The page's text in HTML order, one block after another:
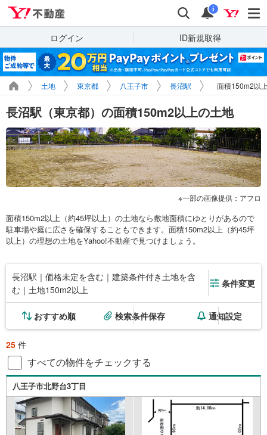
検索 通知
i
ログイン ID新規取得
土地 東京都 八王子市 長沼駅 面積150m2以
長沼駅（東京都）の面積150m2以上の土地
一部の画像提供：アフロ
面積150m2以上（約45坪以上）の土地なら敷地面積にゆとりがあるので
駐車場や庭に広さを確保することもできます。面積150m2以上（約45坪
以上）の理想の土地をYahoo!不動産で見つけましょう。
長沼駅｜価格未定を含む｜建築条件付き土地を含
む｜土地150m2以上
条件変更
おすすめ順 検索条件保存 通知設定
25 件
すべての物件をチェックする
八王子市北野台3丁目